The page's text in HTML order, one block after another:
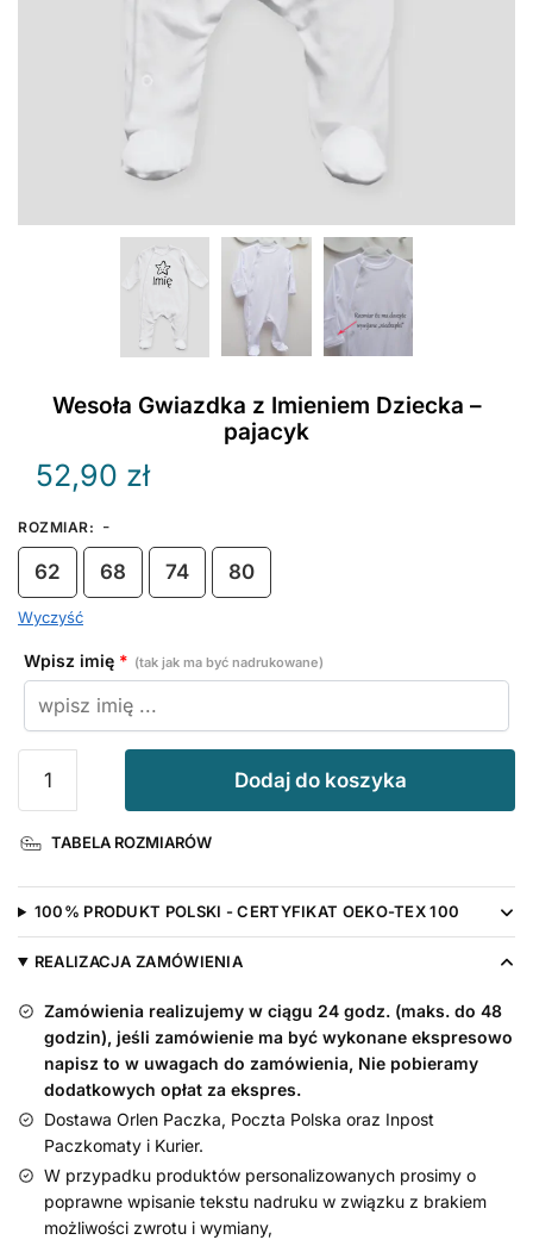
Wesoła Gwiazdka z Imieniem Dziecka –
pajacyk
52,90 zł
ROZMIAR: -
62 68 74 80
Wyczyść
Wpisz imię * (tak jak ma być nadrukowane)
Wesoła
Gwiazdka
z
Dziecka
-
pajacyk
Dodaj do koszyka
TABELA ROZMIARÓW
100% PRODUKT POLSKI - CERTYFIKAT OEKO-TEX 100
REALIZACJA ZAMÓWIENIA
Zamówienia realizujemy w ciągu 24 godz. (maks. do 48
godzin), jeśli zamówienie ma być wykonane ekspresowo
napisz to w uwagach do zamówienia, Nie pobieramy
dodatkowych opłat za ekspres.
Dostawa Orlen Paczka, Poczta Polska oraz Inpost
Paczkomaty i Kurier.
W przypadku produktów personalizowanych prosimy o
poprawne wpisanie tekstu nadruku w związku z brakiem
możliwości zwrotu i wymiany,